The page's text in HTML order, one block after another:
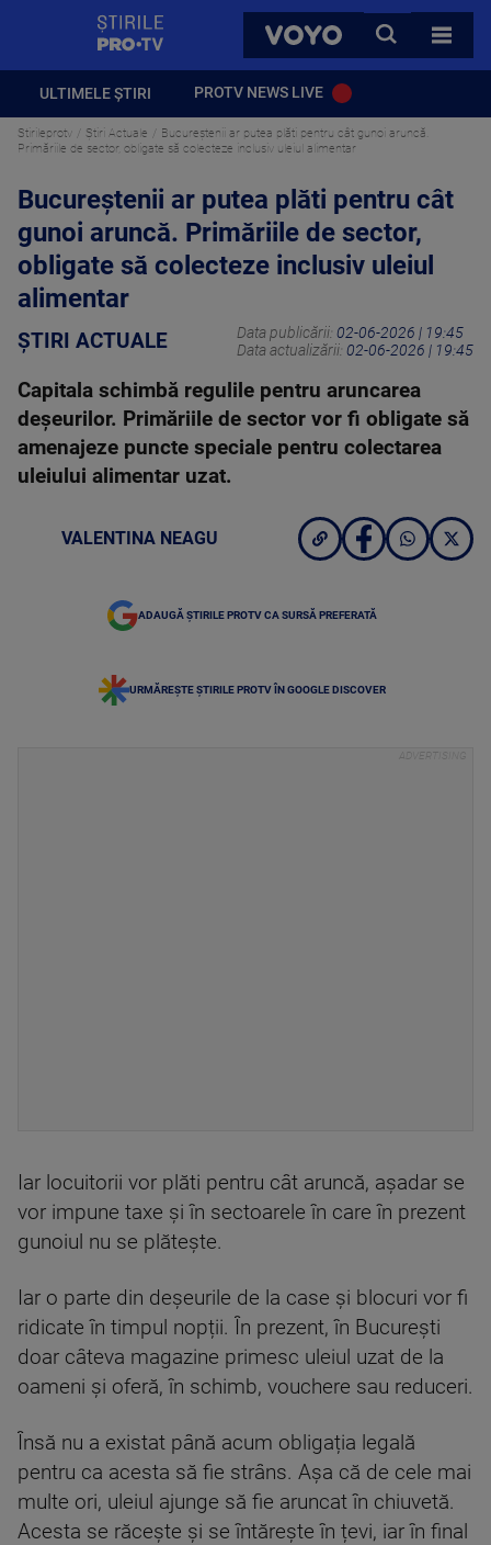
VOYO
CAUTA
TOATE
ULTIMELE ȘTIRI PROTV NEWS LIVE
Stirileprotv Știri Actuale
Bucureștenii ar putea plăti pentru cât gunoi aruncă.
Primăriile de sector, obligate să colecteze inclusiv uleiul alimentar
Bucureștenii ar putea plăti pentru cât
gunoi aruncă. Primăriile de sector,
obligate să colecteze inclusiv uleiul
alimentar
ȘTIRI ACTUALE Data publicării: 02-06-2026 | 19:45
Data actualizării: 02-06-2026 | 19:45
Capitala schimbă regulile pentru aruncarea
deșeurilor. Primăriile de sector vor fi obligate să
amenajeze puncte speciale pentru colectarea
uleiului alimentar uzat.
VALENTINA NEAGU
ADAUGĂ ȘTIRILE PROTV CA SURSĂ PREFERATĂ
URMĂREȘTE ȘTIRILE PROTV ÎN GOOGLE DISCOVER
Iar locuitorii vor plăti pentru cât aruncă, așadar se
vor impune taxe și în sectoarele în care în prezent
gunoiul nu se plătește.
Iar o parte din deșeurile de la case și blocuri vor fi
ridicate în timpul nopții. În prezent, în Bucureşti
doar câteva magazine primesc uleiul uzat de la
oameni și oferă, în schimb, vouchere sau reduceri.
Însă nu a existat până acum obligația legală
pentru ca acesta să fie strâns. Așa că de cele mai
multe ori, uleiul ajunge să fie aruncat în chiuvetă.
Acesta se răcește și se întărește în țevi, iar în final